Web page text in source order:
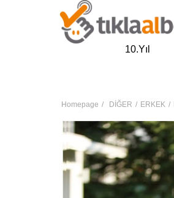
10.Yıl
Homepage DİĞER ERKEK